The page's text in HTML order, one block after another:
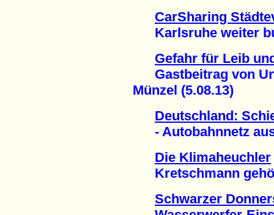
CarSharing
Karlsruhe weiter
Gefahr für Leib
Gastbeitrag von
Münzel (5.08.13)
Deutschland:
- Autobahnnetz
Die Klimaheuchler
Kretschmann
Schwarzer